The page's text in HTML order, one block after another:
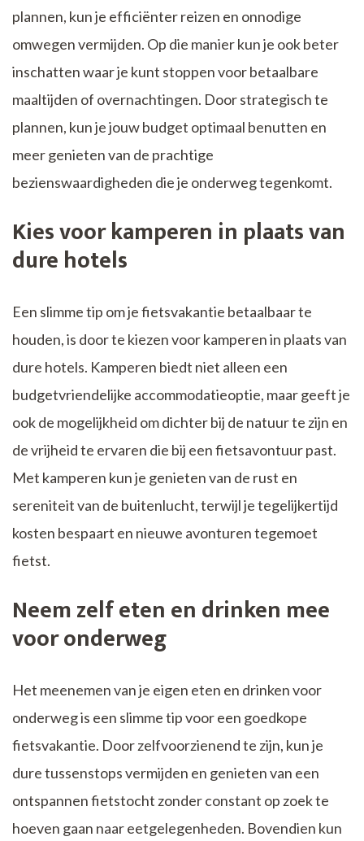
plannen, kun je efficiënter reizen en onnodige
omwegen vermijden. Op die manier kun je ook beter
inschatten waar je kunt stoppen voor betaalbare
maaltijden of overnachtingen. Door strategisch te
plannen, kun je jouw budget optimaal benutten en
meer genieten van de prachtige
bezienswaardigheden die je onderweg tegenkomt.
Kies voor kamperen in plaats van
dure hotels
Een slimme tip om je fietsvakantie betaalbaar te
houden, is door te kiezen voor kamperen in plaats van
dure hotels. Kamperen biedt niet alleen een
budgetvriendelijke accommodatieoptie, maar geeft je
ook de mogelijkheid om dichter bij de natuur te zijn en
de vrijheid te ervaren die bij een fietsavontuur past.
Met kamperen kun je genieten van de rust en
sereniteit van de buitenlucht, terwijl je tegelijkertijd
kosten bespaart en nieuwe avonturen tegemoet
fietst.
Neem zelf eten en drinken mee
voor onderweg
Het meenemen van je eigen eten en drinken voor
onderweg is een slimme tip voor een goedkope
fietsvakantie. Door zelfvoorzienend te zijn, kun je
dure tussenstops vermijden en genieten van een
ontspannen fietstocht zonder constant op zoek te
hoeven gaan naar eetgelegenheden. Bovendien kun